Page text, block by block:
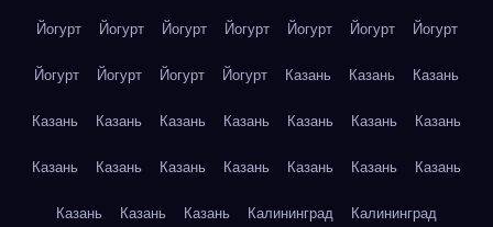
Йогурт Йогурт Йогурт Йогурт Йогурт Йогурт Йогурт
Йогурт Йогурт Йогурт Йогурт Казань Казань Казань
Казань Казань Казань Казань Казань Казань Казань
Казань Казань Казань Казань Казань Казань Казань
Казань Казань Казань Калининград Калининград